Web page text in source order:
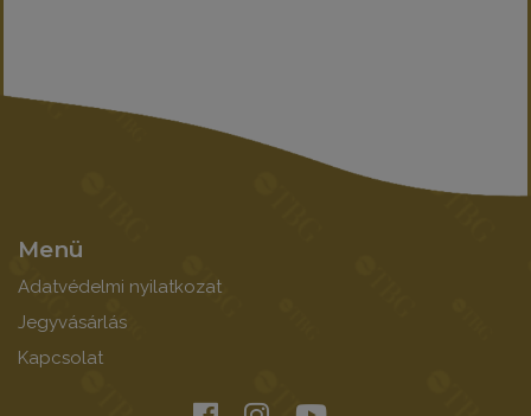
Menü
Adatvédelmi nyilatkozat
Jegyvásárlás
Kapcsolat